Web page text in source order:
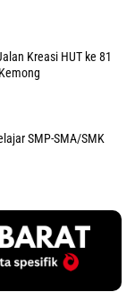
Kreasi HUT ke 81
SMP-SMA/SMK